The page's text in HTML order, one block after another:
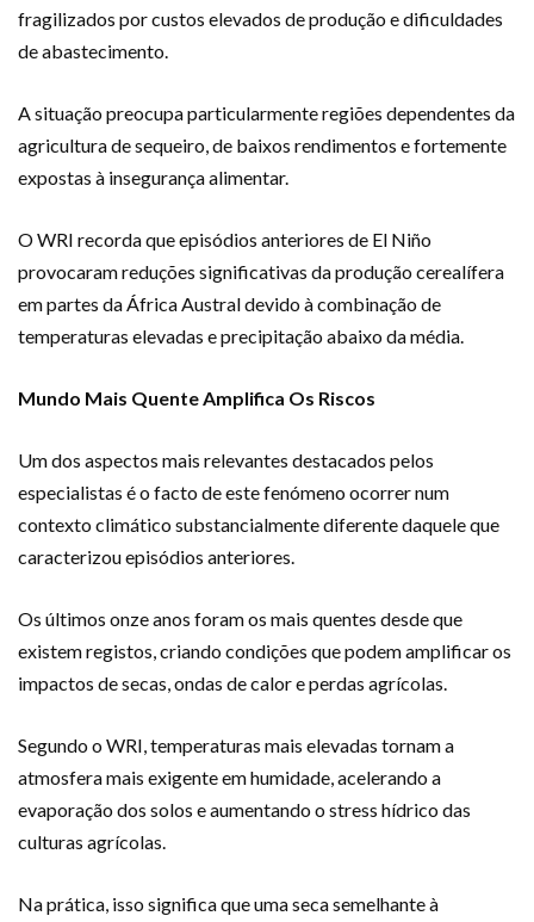
fragilizados por custos elevados de produção e dificuldades
de abastecimento.
A situação preocupa particularmente regiões dependentes da
agricultura de sequeiro, de baixos rendimentos e fortemente
expostas à insegurança alimentar.
O WRI recorda que episódios anteriores de El Niño
provocaram reduções significativas da produção cerealífera
em partes da África Austral devido à combinação de
temperaturas elevadas e precipitação abaixo da média.
Mundo Mais Quente Amplifica Os Riscos
Um dos aspectos mais relevantes destacados pelos
especialistas é o facto de este fenómeno ocorrer num
contexto climático substancialmente diferente daquele que
caracterizou episódios anteriores.
Os últimos onze anos foram os mais quentes desde que
existem registos, criando condições que podem amplificar os
impactos de secas, ondas de calor e perdas agrícolas.
Segundo o WRI, temperaturas mais elevadas tornam a
atmosfera mais exigente em humidade, acelerando a
evaporação dos solos e aumentando o stress hídrico das
culturas agrícolas.
Na prática, isso significa que uma seca semelhante à